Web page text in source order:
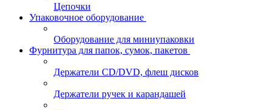
Цепочки
Упаковочное оборудование
Оборудование для миниупаковки
Фурнитура для папок, сумок, пакетов
Держатели CD/DVD, флеш дисков
Держатели ручек и карандашей